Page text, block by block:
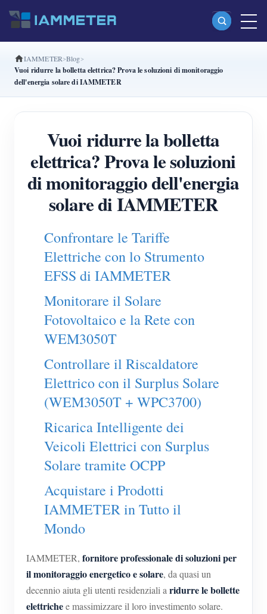
Prodotti
Misuratore di energia Wi-Fi split-phase (WEM2067)
Misuratore di energia Wi-Fi trifase (WEM3080T)
Misuratore di energia Wi-Fi trifase (WEM3046T)
Misuratore di energia Wi-Fi trifase (WEM3050T)
Controller di potenza WiFi
Caricatore EV
Simulatore IAMMETER
Misuratore virtuale
Sistema di previsione e simulazione energetica
Applicazioni
Monitor energetico per sistema solare FV
Sistema di controllo del riscaldatore FV
Negozio
Guida rapida del prodotto
Documentazione
Video tutorial
FAQ
Notizie
Community
Programma contributori
Centro contributori
Attività IAMMETER
Forum
App Store
Esplora il sito
Classifica FV
Soluzioni
Contatto
Chi siamo
IAMMETER Blog
Vuoi ridurre la bolletta elettrica? Prova le soluzioni di monitoraggio
dell'energia solare di IAMMETER
Vuoi ridurre la bolletta
elettrica? Prova le soluzioni
di monitoraggio dell'energia
solare di IAMMETER
Confrontare le Tariffe
Elettriche con lo Strumento
EFSS di IAMMETER
Monitorare il Solare
Fotovoltaico e la Rete con
WEM3050T
Controllare il Riscaldatore
Elettrico con il Surplus Solare
(WEM3050T + WPC3700)
Ricarica Intelligente dei
Veicoli Elettrici con Surplus
Solare tramite OCPP
Acquistare i Prodotti
IAMMETER in Tutto il
Mondo
IAMMETER, fornitore professionale di soluzioni per
il monitoraggio energetico e solare, da quasi un
decennio aiuta gli utenti residenziali aridurre le bollette
elettrichee massimizzare il loro investimento solare.